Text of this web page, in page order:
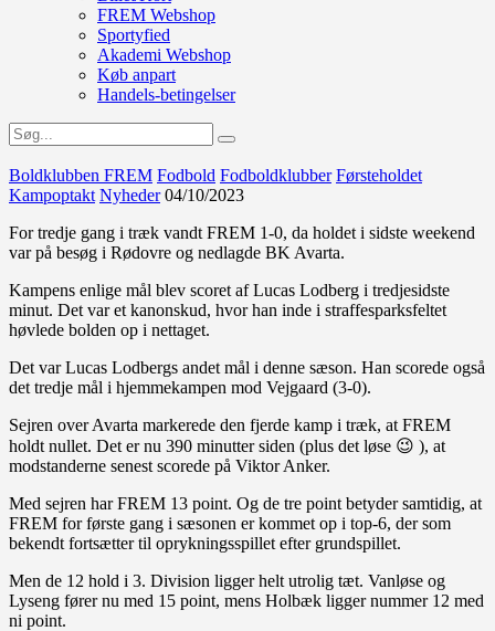
FREM Webshop
Sportyfied
Akademi Webshop
Køb anpart
Handels-betingelser
Boldklubben FREM Fodbold Fodboldklubber Førsteholdet
Kampoptakt Nyheder 04/10/2023
For tredje gang i træk vandt FREM 1-0, da holdet i sidste weekend
var på besøg i Rødovre og nedlagde BK Avarta.
Kampens enlige mål blev scoret af Lucas Lodberg i tredjesidste
minut. Det var et kanonskud, hvor han inde i straffesparksfeltet
høvlede bolden op i nettaget.
Det var Lucas Lodbergs andet mål i denne sæson. Han scorede også
det tredje mål i hjemmekampen mod Vejgaard (3-0).
Sejren over Avarta markerede den fjerde kamp i træk, at FREM
holdt nullet. Det er nu 390 minutter siden (plus det løse 😉 ), at
modstanderne senest scorede på Viktor Anker.
Med sejren har FREM 13 point. Og de tre point betyder samtidig, at
FREM for første gang i sæsonen er kommet op i top-6, der som
bekendt fortsætter til oprykningsspillet efter grundspillet.
Men de 12 hold i 3. Division ligger helt utrolig tæt. Vanløse og
Lyseng fører nu med 15 point, mens Holbæk ligger nummer 12 med
ni point.